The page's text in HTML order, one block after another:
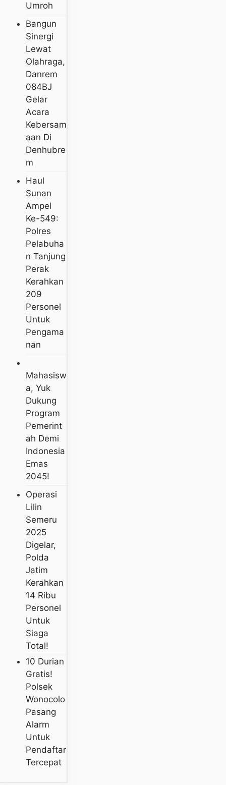
Umroh
Bangun
Sinergi
Lewat
Olahraga,
Danrem
084BJ
Gelar
Acara
Kebersam
Aan Di
Denhubre
M
Haul
Sunan
Ampel
Ke-549:
Polres
Pelabuha
N Tanjung
Perak
Kerahkan
209
Personel
Untuk
Pengama
Nan
Mahasisw
A, Yuk
Dukung
Program
Pemerint
Ah Demi
Indonesia
Emas
2045!
Operasi
Lilin
Semeru
2025
Digelar,
Polda
Jatim
Kerahkan
14 Ribu
Personel
Untuk
Siaga
Total!
10 Durian
Gratis!
Polsek
Wonocolo
Pasang
Alarm
Untuk
Pendaftar
Tercepat